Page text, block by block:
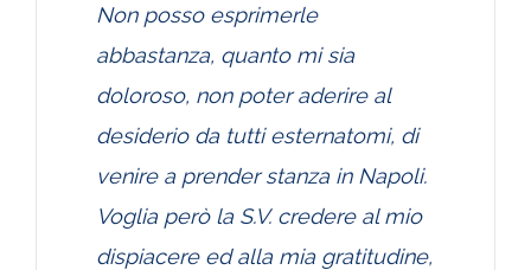
Non posso esprimerle
abbastanza, quanto mi sia
doloroso, non poter aderire al
desiderio da tutti esternatomi, di
venire a prender stanza in Napoli.
Voglia però la S.V. credere al mio
dispiacere ed alla mia gratitudine,